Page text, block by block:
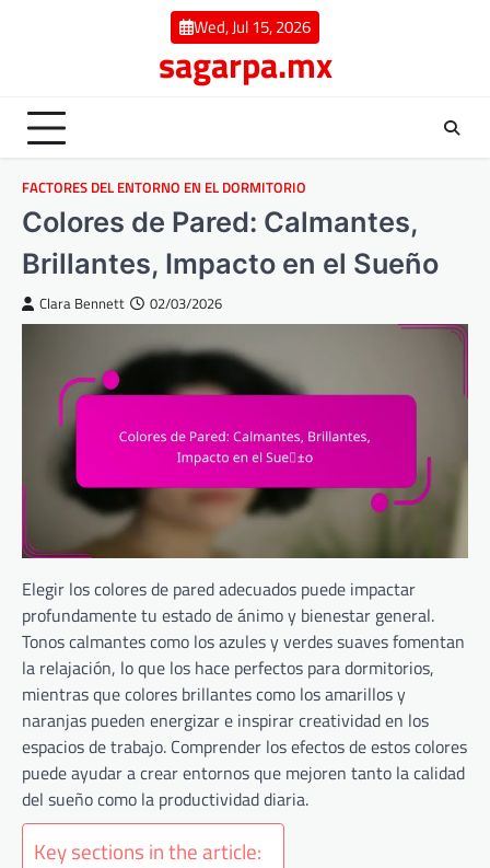
Wed, Jul 15, 2026
sagarpa.mx
FACTORES DEL ENTORNO EN EL DORMITORIO
Colores de Pared: Calmantes,
Brillantes, Impacto en el Sueño
Clara Bennett 02/03/2026
Elegir los colores de pared adecuados puede impactar
profundamente tu estado de ánimo y bienestar general.
Tonos calmantes como los azules y verdes suaves fomentan
la relajación, lo que los hace perfectos para dormitorios,
mientras que colores brillantes como los amarillos y
naranjas pueden energizar e inspirar creatividad en los
espacios de trabajo. Comprender los efectos de estos colores
puede ayudar a crear entornos que mejoren tanto la calidad
del sueño como la productividad diaria.
Key sections in the article: